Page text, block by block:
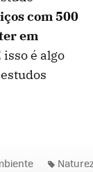
com 500
em
isso é algo